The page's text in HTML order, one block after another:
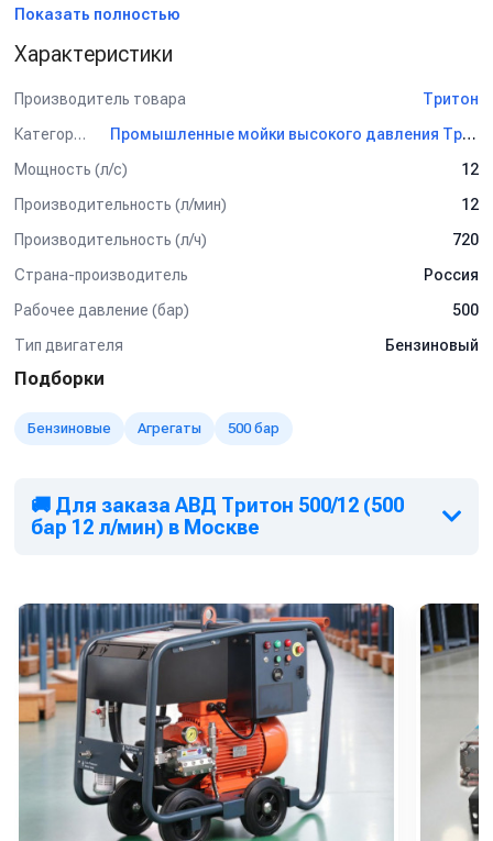
очистке металлоконструкций перед окраской, подготовке
подходит для мобильных и стационарных комплексов, может
стенды.
Основные характеристики:
Давление:
Производительность:
непрерывную подачу воды при больших объёмах работ;
усиленного класса с защитой от перегрузок;
Конструкция:
усиленная рама, виброустойчивая
платформа, антикоррозионное покрытие;
Рабочие жидкости:
холодная или подогретая вода,
допускается использование с реагентами;
Система безопасности:
технологического оборудования, промывка
резервуаров, цистерн, трубопроводов и насосных
форм и прессов;
Судостроение и судообслуживание:очистка
корпусов, палуб, трюмов, цистерн и грузовых отсеков от
водорослей, мазута, солей и краски;
Энергетика и ТЭЦ:обслуживание котлов, турбин,
теплообменников и конденсаторов, очистка
теплоносителей;
Химическая и пищевая промышленность:
удаление
отложений, биоплёнок, остатков реактивов и жиров без
применения абразивов;
Военно-промышленный комплекс:
Показать полностью
Характеристики
Производитель товара
Тритон
Категория
Промышленные мойки высокого давления Тритон
Мощность (л/с)
12
Производительность (л/мин)
12
Производительность (л/ч)
720
Страна-производитель
Россия
Рабочее давление (бар)
500
Тип двигателя
Бензиновый
Подборки
Бензиновые Агрегаты 500 бар
🚚 Для заказа АВД Тритон 500/12 (500
бар 12 л/мин) в Москве